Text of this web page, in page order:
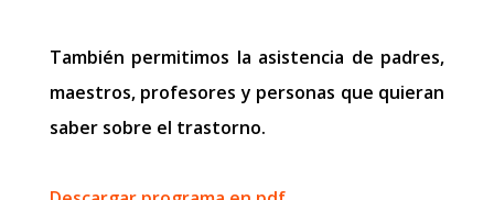
También permitimos la asistencia de padres,
maestros, profesores y personas que quieran
saber sobre el trastorno.